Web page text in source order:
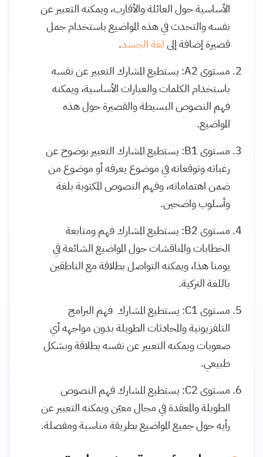
الأساسية حول العائلة والأقارب، ويمكنه التعبير عن
نفسه والتحدث في هذه المواضيع باستخدام جمل
قصيرة إضافة إلىلغة الجسد.
مستوى A2: يستطيع المشارك التعبير عن نفسه
باستخدام الكلمات والعبارات الأساسية، ويمكنه
فهم النصوص البسيطة والقصيرة حول هذه
المواضيع.
مستوى B1: يستطيع المشارك التعبير بوضوح عن
رغباته وتوقعاته في موضوع يعرفه أو موضوع من
ضمن اهتماماته، وفهم النصوص المكتوبة بلغة
وأسلوب واضحين.
مستوى B2: يستطيع المشارك فهم ومتابعة
الخطابات والمناقشات حول المواضيع الشائعة في
يومنا هذا، ويمكنه التواصل بطلاقة مع الناطقين
باللغة التركية.
مستوى C1: يستطيع المشارك فهم البرامج
التلفزيونية والمحادثات الطويلة بدون مواجهه أي
صعوبات ويمكنه التعبير عن نفسه بطلاقة وبشكل
طبيعي.
مستوى C2: يستطيع المشارك فهم النصوص
الطويلة والمعقدة في مجال معيّن ويمكنه التعبير عن
رأيه حول جميع المواضيع بطريقة مناسبة ومفصلة.